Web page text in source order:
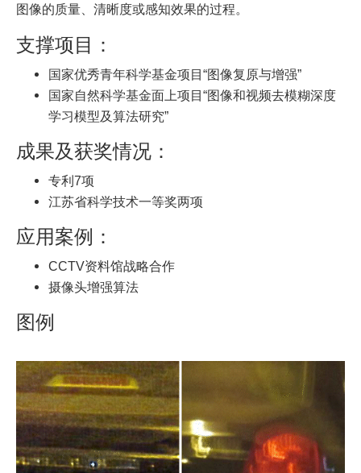
图像的质量、清晰度或感知效果的过程。
支撑项目：
国家优秀青年科学基金项目“图像复原与增强”
国家自然科学基金面上项目“图像和视频去模糊深度
学习模型及算法研究”
成果及获奖情况：
专利7项
江苏省科学技术一等奖两项
应用案例：
CCTV资料馆战略合作
摄像头增强算法
图例